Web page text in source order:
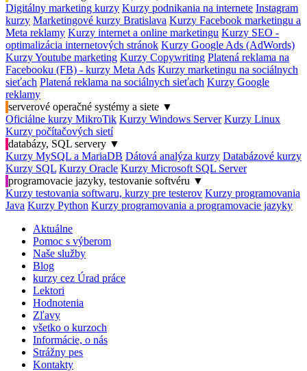
Digitálny marketing kurzy Kurzy podnikania na internete Instagram
kurzy Marketingové kurzy Bratislava Kurzy Facebook marketingu a
Meta reklamy Kurzy internet a online marketingu Kurzy SEO -
optimalizácia internetových stránok Kurzy Google Ads (AdWords)
Kurzy Youtube marketing Kurzy Copywriting Platená reklama na
Facebooku (FB) - kurzy Meta Ads Kurzy marketingu na sociálnych
sieťach Platená reklama na sociálnych sieťach Kurzy Google
reklamy
serverové operačné systémy a siete ▼
Oficiálne kurzy MikroTik Kurzy Windows Server Kurzy Linux
Kurzy počítačových sietí
databázy, SQL servery ▼
Kurzy MySQL a MariaDB Dátová analýza kurzy Databázové kurzy
Kurzy SQL Kurzy Oracle Kurzy Microsoft SQL Server
programovacie jazyky, testovanie softvéru ▼
Kurzy testovania softwaru, kurzy pre testerov Kurzy programovania
Java Kurzy Python Kurzy programovania a programovacie jazyky
Aktuálne
Pomoc s výberom
Naše služby
Blog
kurzy cez Úrad práce
Lektori
Hodnotenia
Zľavy
všetko o kurzoch
Informácie, o nás
Strážny pes
Kontakty